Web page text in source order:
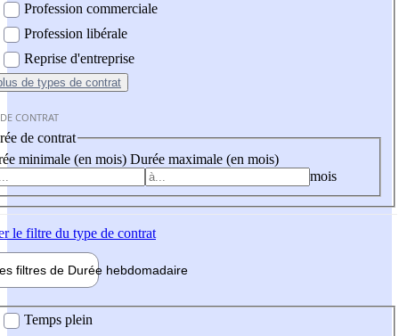
Profession commerciale
Profession libérale
Reprise d'entreprise
de types de contrat
CONTRAT
de contrat
minimale (en mois) Durée maximale (en mois)
mois
le filtre du type de contrat
filtres de Durée hebdomadaire
Temps plein